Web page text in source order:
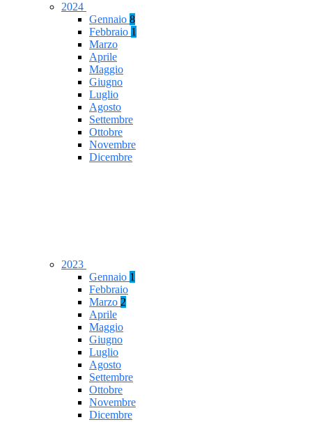
2024
Gennaio 8
Febbraio 1
Marzo
Aprile
Maggio
Giugno
Luglio
Agosto
Settembre
Ottobre
Novembre
Dicembre
2023
Gennaio 1
Febbraio
Marzo 2
Aprile
Maggio
Giugno
Luglio
Agosto
Settembre
Ottobre
Novembre
Dicembre